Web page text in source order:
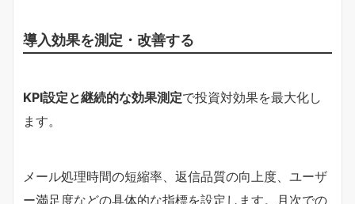
導入効果を測定・改善する
KPI設定と継続的な効果測定で投資対効果を最大化し
ます。
メール処理時間の短縮率、返信品質の向上度、ユーザ
ー満足度などの具体的な指標を設定します。月次での